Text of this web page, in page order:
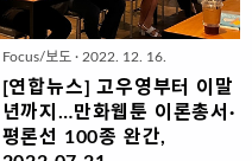
상생..
Focus/보도 · 2022. 12. 16.
[연합뉴스] 고우영부터 이말
년까지…만화웹툰 이론총서·
평론선 100종 완간,